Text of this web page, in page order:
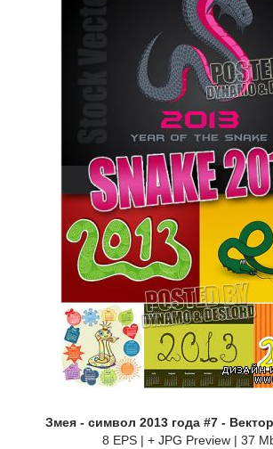
Змея - символ 2013 года #7 -
8 EPS | + JPG Preview | 37